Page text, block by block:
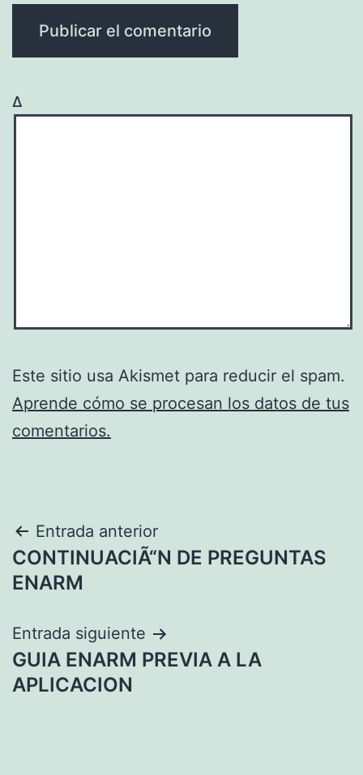
Δ
Este sitio usa Akismet para reducir el spam.
Aprende cómo se procesan los datos de tus
comentarios.
Navegación
de
Entrada anterior
CONTINUACIÃ“N DE PREGUNTAS
ENARM
Entrada siguiente
GUIA ENARM PREVIA A LA
APLICACION